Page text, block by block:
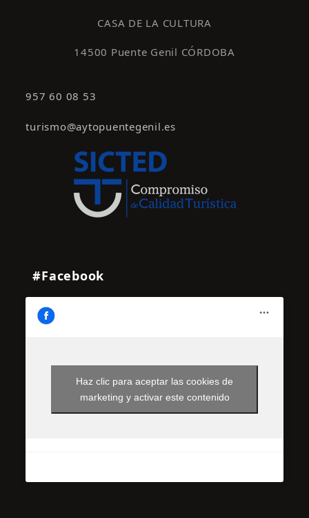
CASA DE LA CULTURA
14500 Puente Genil CÓRDOBA
957 60 08 53
turismo@aytopuentegenil.es
#Facebook
Haz clic para aceptar las cookies de
marketing y activar este contenido